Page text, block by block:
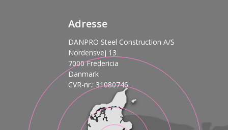
Adresse
DANPRO Steel Construction A/S
Nordensvej 13
7000 Fredericia
Danmark
CVR-nr.: 31080746